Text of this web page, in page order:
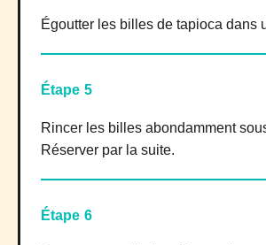
Égoutter les billes de tapioca dans
Étape 5
Rincer les billes abondamment
Réserver par la suite.
Étape 6